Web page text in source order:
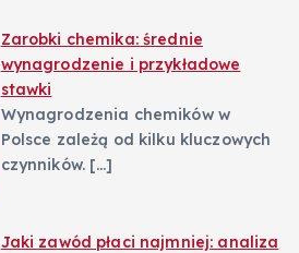
Zarobki chemika: średnie
wynagrodzenie i przykładowe
stawki
Wynagrodzenia chemików w
Polsce zależą od kilku kluczowych
czynników. […]
Jaki zawód płaci najmniej: analiza